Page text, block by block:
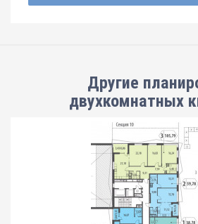
Другие
двухкомнатных